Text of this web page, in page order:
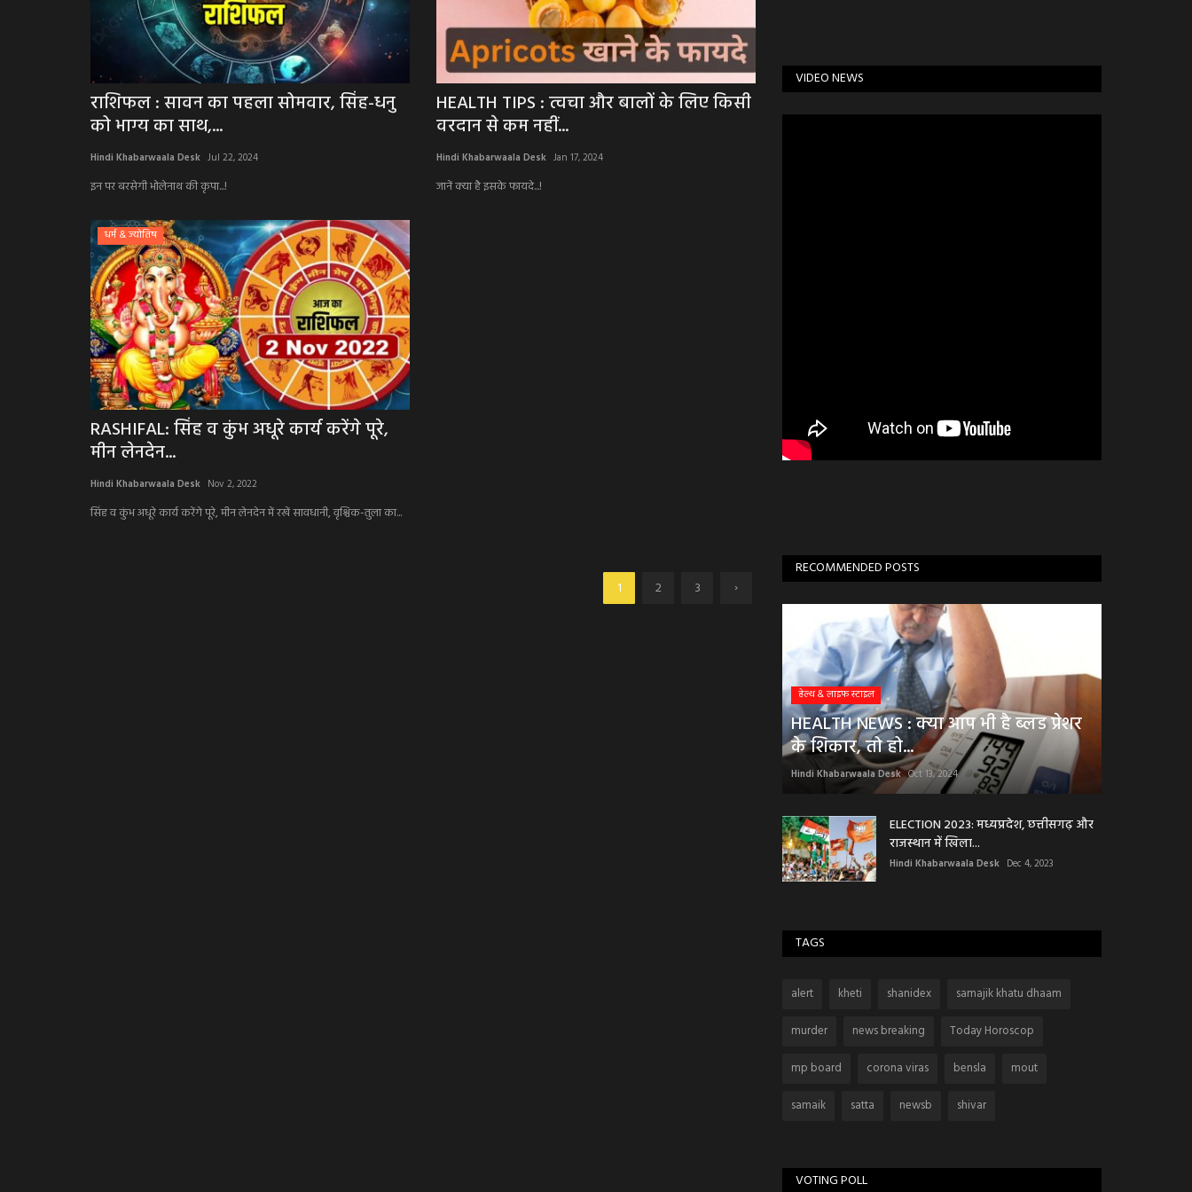
राशिफल : सावन का पहला सोमवार, सिंह-धनु
को भाग्य का साथ,...
Hindi Khabarwaala Desk Jul 22, 2024
इन पर बरसेगी भोलेनाथ की कृपा...!
HEALTH TIPS : त्वचा और बालों के लिए किसी
वरदान से कम नहीं...
Hindi Khabarwaala Desk Jan 17, 2024
जानें क्या है इसके फायदे...!
धर्म & ज्योतिष
RASHIFAL: सिंह व कुंभ अधूरे कार्य करेंगे पूरे,
मीन लेनदेन...
Hindi Khabarwaala Desk Nov 2, 2022
सिंह व कुंभ अधूरे कार्य करेंगे पूरे, मीन लेनदेन में रखें सावधानी, वृश्चिक-तुला का...
1 2 3 ›
VIDEO NEWS
RECOMMENDED POSTS
हेल्थ & लाइफ स्टाइल
HEALTH NEWS : क्या आप भी है ब्लड प्रेशर
के शिकार, तो हो...
Hindi Khabarwaala Desk Oct 13, 2024
ELECTION 2023: मध्यप्रदेश, छत्तीसगढ़ और
राजस्थान में खिला...
Hindi Khabarwaala Desk Dec 4, 2023
TAGS
alert kheti shanidex
samajik khatu dhaam
murder
news breaking
Today Horoscop
mp board
corona viras bensla
mout
samaik
satta newsb shivar
VOTING POLL